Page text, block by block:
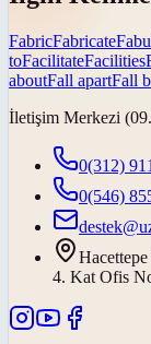
FabricFabricate
toFacilitateFacilities
aboutFall apartFall
İletişim Merkezi
0(312)
0(546)
4. Kat Ofis